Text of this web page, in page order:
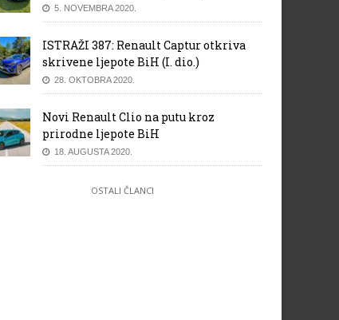
5. NOVEMBRA 2020.
ISTRAŽI 387: Renault Captur otkriva
skrivene ljepote BiH (I. dio.)
28. OKTOBRA 2020.
Novi Renault Clio na putu kroz
prirodne ljepote BiH
18. AUGUSTA 2020.
OSTALI ČLANCI